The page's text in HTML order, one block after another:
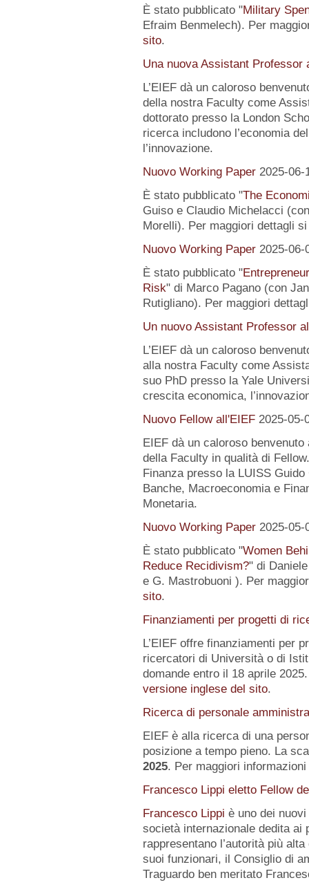
È stato pubblicato "Military
Efraim Benmelech). Per
sito.
Una nuova Assistant Professor
L’EIEF dà un caloroso
della nostra Faculty come
dottorato presso la London
ricerca includono l’economia
l’innovazione.
Nuovo Working Paper 2025-06-
È stato pubblicato "The
Guiso e Claudio Michelacci
Morelli). Per maggiori dettagli
Nuovo Working Paper 2025-06-
È stato pubblicato "
Risk" di Marco Pagano (con
Rutigliano). Per maggiori
Un nuovo Assistant Professor
L’EIEF dà un caloroso
alla nostra Faculty come
suo PhD presso la Yale
crescita economica,
Nuovo Fellow all'EIEF 2025-05-
EIEF dà un caloroso
della Faculty in qualità di
Finanza presso la LUISS
Banche, Macroeconomia e
Monetaria.
Nuovo Working Paper 2025-05-
È stato pubblicato "Women
Reduce Recidivism?" di
e G. Mastrobuoni ). Per
sito.
Finanziamenti per progetti di
L’EIEF offre finanziamenti per
ricercatori di Università o di
domande entro il 18 aprile
versione inglese del sito.
Ricerca di personale
EIEF è alla ricerca di una
posizione a tempo pieno. La
2025. Per maggiori informazioni
Francesco Lippi eletto Fellow
Francesco Lippi è uno dei nuovi
società internazionale dedita ai
rappresentano l’autorità più
suoi funzionari, il Consiglio di
Traguardo ben meritato